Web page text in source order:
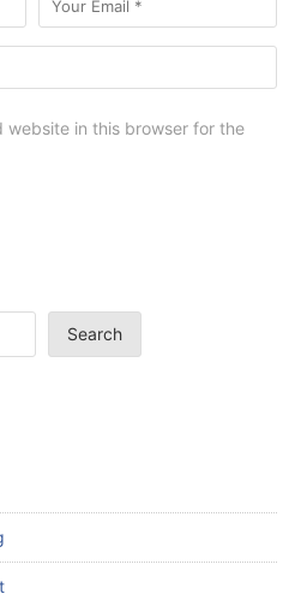
website in this browser for the
Search